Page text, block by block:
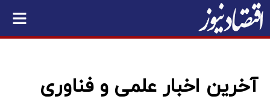
آخرین اخبار علمی و فناوری